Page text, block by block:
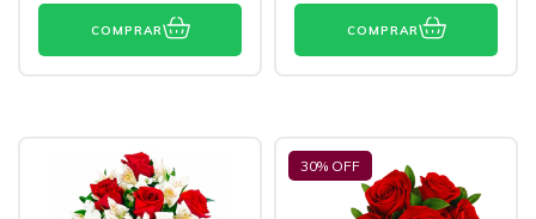
COMPRAR COMPRAR
30% OFF